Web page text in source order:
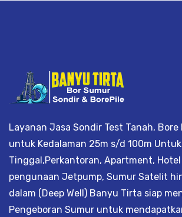
Layanan Jasa Sondir Test Tanah, Bore
untuk Kedalaman 25m s/d 100m
Tinggal,Perkantoran, Apartment,
pengunaan Jetpump, Sumur Satelit
dalam (Deep Well) Banyu Tirta siap
Pengeboran Sumur untuk